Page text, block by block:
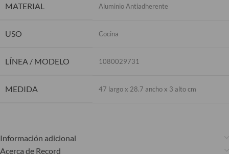
MATERIAL
Aluminio Antiadherente
USO Cocina
LÍNEA / MODELO 1080029731
MEDIDA 47 largo x 28.7 ancho x 3 alto cm
Información adicional
Acerca de Record